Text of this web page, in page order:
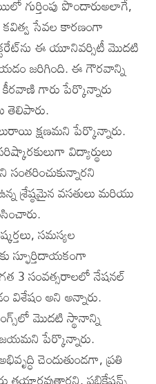
గుర్తింపు పొందారుఅలాగే,
కవిత్వ సేవల కారణంగా
ఈ యూనివర్సిటీ మొదటి
జరిగింది. ఈ గౌరవాన్ని
గారు పేర్కొన్నారు
తెలిపారు.
క్షణమని పేర్కొన్నారు.
విద్యార్థులు
సంతరించుకున్నారని
శ్రేష్ఠమైన వసతులు మరియు
సమస్యల
స్ఫూర్తిదాయకంగా
3 సంవత్సరాలలో నేషనల్
విశేషం అని అన్నారు.
మొదటి స్థానాన్ని
పేర్కొన్నారు.
చెందుతుండగా, ప్రతి